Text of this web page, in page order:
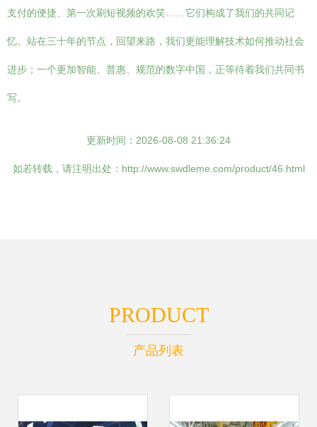
支付的便捷、第一次刷短视频的欢笑……它们构成了我们的共同记
忆。站在三十年的节点，回望来路，我们更能理解技术如何推动社会
进步；一个更加智能、普惠、规范的数字中国，正等待着我们共同书
写。
更新时间：2026-08-08 21:36:24
如若转载，请注明出处：http://www.swdleme.com/product/46.html
PRODUCT
产品列表